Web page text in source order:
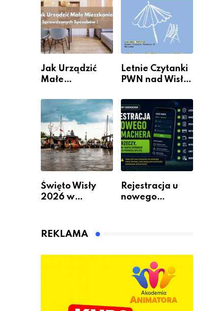
Jak Urządzić
Małe
Sposobów Na
Więcej
Przestrzeni Bez
Kosztownego
Remontu
Letnie Czytanki
PWN nad Wisłą.
książką, kawą i
chwilą dla
siebie
Święto Wisły
2026 w
się będzie działo
Rejestracja u
nowego
wpłatą
REKLAMA